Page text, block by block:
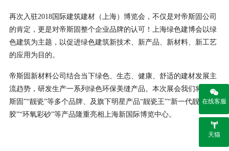
再次入驻2018国际建筑建材（上海）博览会，不仅是对帝斯固公司
的肯定，更是对帝斯固整个企业品牌的认可！上海绿色建博会以绿
色建筑为主题，以促进绿色建筑新技术、新产品、新材料、新工艺
的应用为目的。
帝斯固新材料公司结合当下绿色、生态、健康、舒适的建材发展主
流趋势，研发生产一系列绿色环保美缝产品。本次展会我们将携“帝
斯固”“靓瓷”等多个品牌、及旗下明星产品“靓瓷王”“新一代靓瓷
胶”“环氧彩砂”等产品隆重亮相上海新国际博览中心。
在线客服
天猫